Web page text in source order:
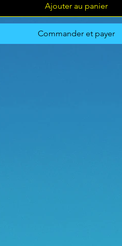
Ajouter au panier
Commander et payer